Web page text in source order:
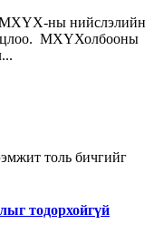
МХҮХ-ны нийслэлийн
МХҮХолбооны
толь бичгийг
тодорхойгүй